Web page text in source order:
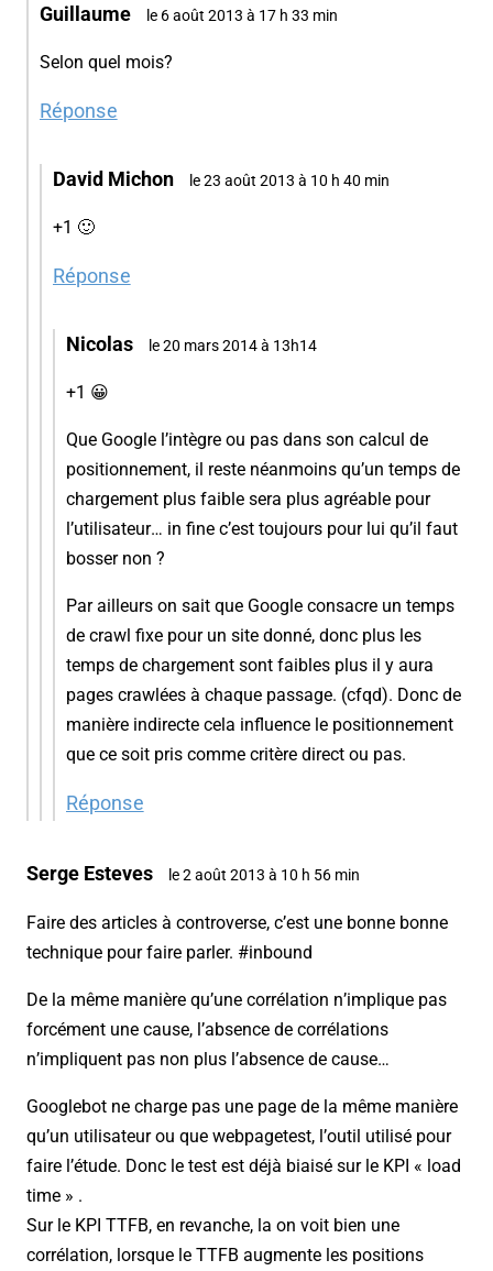
Guillaume le 6 août 2013 à 17 h 33 min
Selon quel mois?
Réponse
David Michon le 23 août 2013 à 10 h 40 min
+1 🙂
Réponse
Nicolas le 20 mars 2014 à 13h14
+1 😀
Que Google l’intègre ou pas dans son calcul de
positionnement, il reste néanmoins qu’un temps de
chargement plus faible sera plus agréable pour
l’utilisateur… in fine c’est toujours pour lui qu’il faut
bosser non ?
Par ailleurs on sait que Google consacre un temps
de crawl fixe pour un site donné, donc plus les
temps de chargement sont faibles plus il y aura
pages crawlées à chaque passage. (cfqd). Donc de
manière indirecte cela influence le positionnement
que ce soit pris comme critère direct ou pas.
Réponse
Serge Esteves le 2 août 2013 à 10 h 56 min
Faire des articles à controverse, c’est une bonne bonne
technique pour faire parler. #inbound
De la même manière qu’une corrélation n’implique pas
forcément une cause, l’absence de corrélations
n’impliquent pas non plus l’absence de cause…
Googlebot ne charge pas une page de la même manière
qu’un utilisateur ou que webpagetest, l’outil utilisé pour
faire l’étude. Donc le test est déjà biaisé sur le KPI « load
time » .
Sur le KPI TTFB, en revanche, la on voit bien une
corrélation, lorsque le TTFB augmente les positions